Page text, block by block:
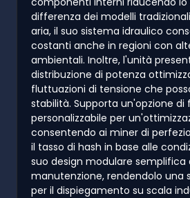
differenza dei modelli
aria, il suo sistema idraulico
costanti anche in regioni con
ambientali. Inoltre, l'unità
distribuzione di potenza
fluttuazioni di tensione che
stabilità. Supporta un'opzione di
personalizzabile per
consentendo ai miner di
il tasso di hash in base alle
suo design modulare semplifica
manutenzione, rendendolo una
per il dispiegamento su scala